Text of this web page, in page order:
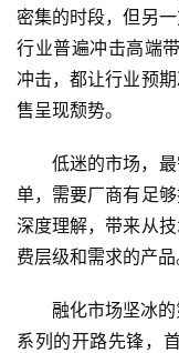
密集的时段，但另
行业普遍冲击高端
冲击，都让行业预
售呈现颓势。
低迷的市场，
单，需要厂商有足
深度理解，带来从
费层级和需求的产品
融化市场坚冰
系列的开路先锋，